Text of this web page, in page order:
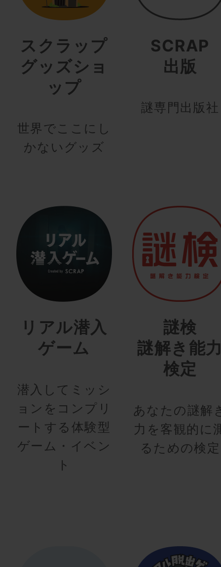
スクラップ
グッズショ
ップ
世界でここにし
かないグッズ
SCRAP
出版
謎専門出版社
リアル潜入
ゲーム
潜入してミッシ
ョンをコンプリ
ートする体験型
ゲーム・イベン
ト
謎検
謎解き能
検定
あなたの謎解
力を客観的に
るための検定